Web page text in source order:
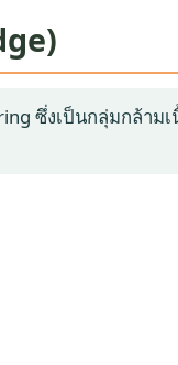
ซึ่งเป็นกลุ่มกล้า